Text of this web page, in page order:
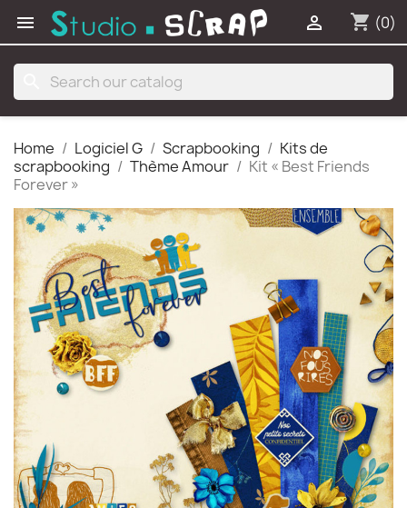
 shopping_cart (0)

Home Logiciel G Scrapbooking
Kits de
scrapbooking
Thème Amour
Kit « Best Friends
Forever »